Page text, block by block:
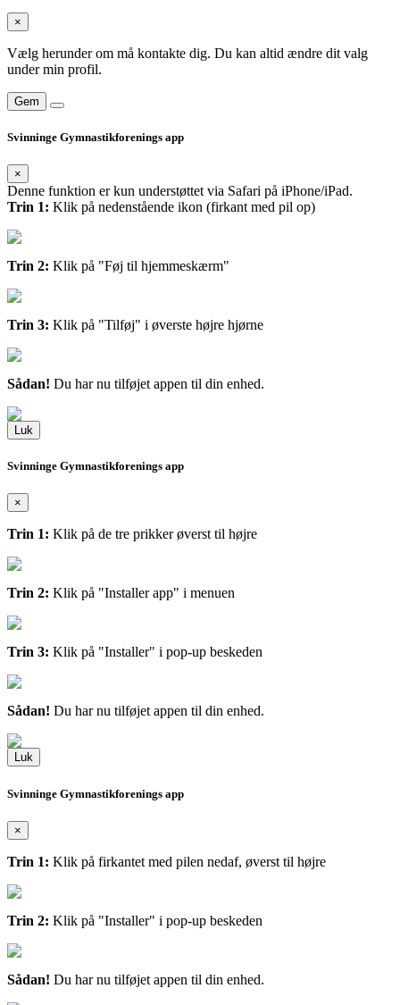
×
Vælg herunder om må kontakte dig. Du kan altid ændre dit valg
under min profil.
Gem
Svinninge Gymnastikforenings app
×
Denne funktion er kun understøttet via Safari på iPhone/iPad.
Trin 1: Klik på nedenstående ikon (firkant med pil op)
Trin 2: Klik på "Føj til hjemmeskærm"
Trin 3: Klik på "Tilføj" i øverste højre hjørne
Sådan! Du har nu tilføjet appen til din enhed.
Luk
Svinninge Gymnastikforenings app
×
Trin 1: Klik på de tre prikker øverst til højre
Trin 2: Klik på "Installer app" i menuen
Trin 3: Klik på "Installer" i pop-up beskeden
Sådan! Du har nu tilføjet appen til din enhed.
Luk
Svinninge Gymnastikforenings app
×
Trin 1: Klik på firkantet med pilen nedaf, øverst til højre
Trin 2: Klik på "Installer" i pop-up beskeden
Sådan! Du har nu tilføjet appen til din enhed.